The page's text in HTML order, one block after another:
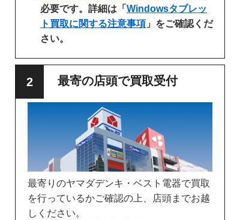
必要です。詳細は「 Windowsタブレッ
ト買取に関する注意事項 」をご確認くだ
さい。
最寄の店頭で買取受付
最寄りのヤマダデンキ・ベスト電器で買取
を行っているかご確認の上、店頭までお越
しください。